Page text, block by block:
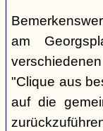
am
"Clique aus
auf die